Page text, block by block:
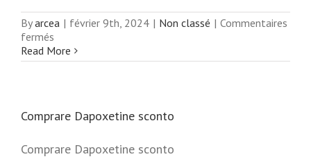
Byarcea | février 9th, 2024 | Non classé | Commentaires
fermés
Indocin
A
Puglia
Read More
Comprare Dapoxetine sconto
Comprare Dapoxetine sconto